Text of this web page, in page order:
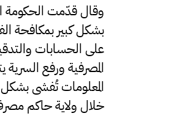
وقال قدّمت الحكومة
بشكل كبير بمكافحة
على الحسابات
المصرفية ورفع
المعلومات تُفشى
خلال ولاية حاكم